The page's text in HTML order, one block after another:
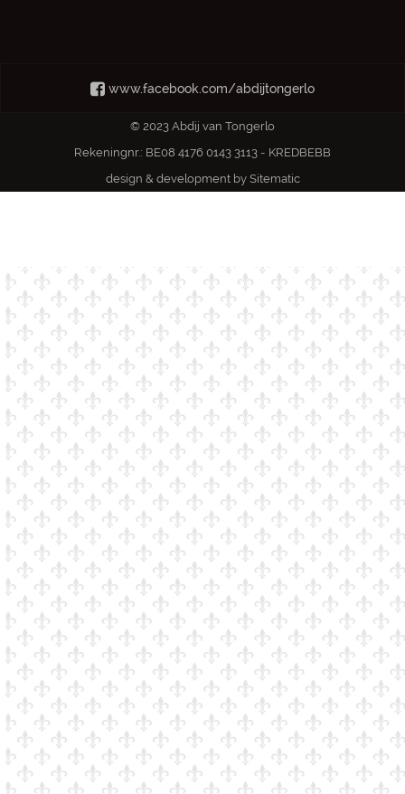
www.facebook.com/abdijtongerlo
© 2023 Abdij van Tongerlo
Rekeningnr.: BE08 4176 0143 3113 - KREDBEBB
design & development by Sitematic